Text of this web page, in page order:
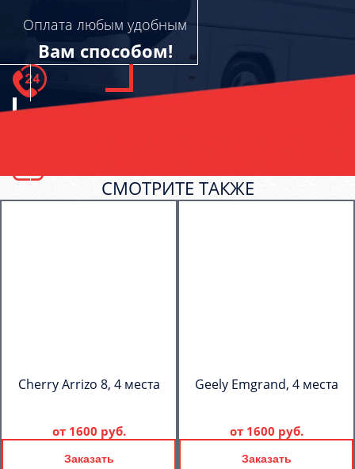
Оплата любым удобным
Вам способом!
СМОТРИТЕ ТАКЖЕ
Cherry Arrizo 8, 4 места
от 1600 руб.
Заказать
Geely Emgrand, 4 места
от 1600 руб.
Заказать